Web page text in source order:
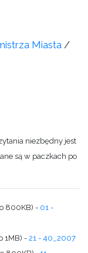
Miasta /
niezbędny jest
są w paczkach po
800KB) - 01 -
1MB) - 21 - 40_2007